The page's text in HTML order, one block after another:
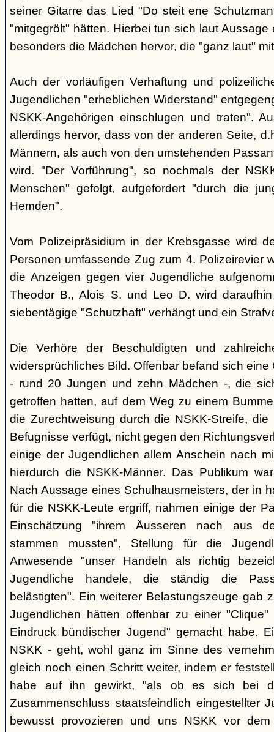
seiner Gitarre das Lied "Do steit ene
"mitgegrölt" hätten. Hierbei tun sich laut
besonders die Mädchen hervor, die "ganz laut"
Auch der vorläufigen Verhaftung und
Jugendlichen "erheblichen Widerstand"
NSKK-Angehörigen einschlugen und traten".
allerdings hervor, dass von der anderen Seite,
Männern, als auch von den umstehenden
wird. "Der Vorführung", so nochmals der
Menschen" gefolgt, aufgefordert "durch die
Hemden".
Vom Polizeipräsidium in der Krebsgasse wird
Personen umfassende Zug zum 4. Polizeirevier
die Anzeigen gegen vier Jugendliche
Theodor B., Alois S. und Leo D. wird
siebentägige "Schutzhaft" verhängt und ein
Die Verhöre der Beschuldigten und
widersprüchliches Bild. Offenbar befand sich
- rund 20 Jungen und zehn Mädchen -, die
getroffen hatten, auf dem Weg zu einem
die Zurechtweisung durch die NSKK-Streife,
Befugnisse verfügt, nicht gegen den
einige der Jugendlichen allem Anschein nach
hierdurch die NSKK-Männer. Das Publikum
Nach Aussage eines Schulhausmeisters, der in
für die NSKK-Leute ergriff, nahmen einige der
Einschätzung "ihrem Äusseren nach aus
stammen mussten", Stellung für die
Anwesende "unser Handeln als richtig
Jugendliche handele, die ständig die
belästigten". Ein weiterer Belastungszeuge gab
Jugendlichen hätten offenbar zu einer
Eindruck bündischer Jugend" gemacht habe.
NSKK - geht, wohl ganz im Sinne des
gleich noch einen Schritt weiter, indem er
habe auf ihn gewirkt, "als ob es sich bei
Zusammenschluss staatsfeindlich eingestellter
bewusst provozieren und uns NSKK vor dem